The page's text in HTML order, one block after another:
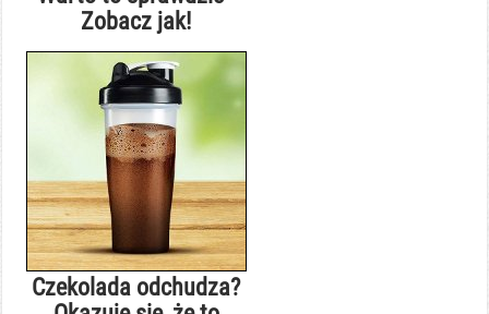
Zobacz jak!
Czekolada odchudza?